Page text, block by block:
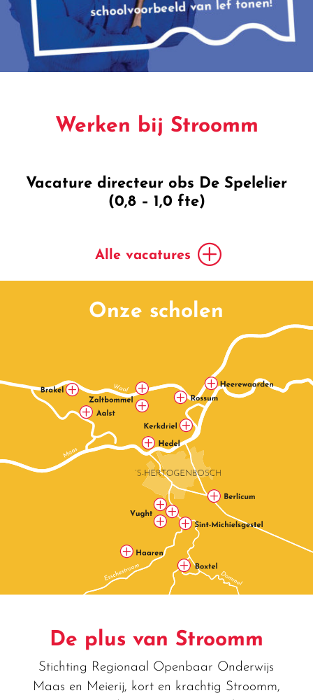
Werken bij Stroomm
Vacature directeur obs De Spelelier
(0,8 – 1,0 fte)
Alle vacatures
Onze scholen
P
P
P
P
P
P
P
P
P
P
P
P
P
P
P
De plus van Stroomm
Stichting Regionaal Openbaar Onderwijs
Maas en Meierij, kort en krachtig Stroomm,